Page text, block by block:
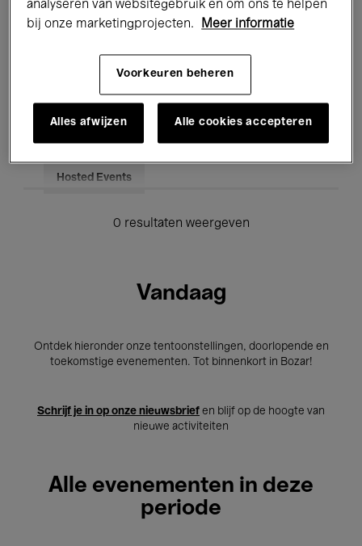
Voor iedereen Kids’ Palace
Onderwijs Rondleidingen
Hosted Events
0 resultaten weergeven
Vandaag
Ontdek hieronder onze tentoonstellingen, doorlopende en
toekomstige evenementen. Tot binnenkort in Bozar!
Schrijf je in op onze nieuwsbrief en blijf op de hoogte van
nieuwe activiteiten
Alle evenementen in deze
periode
analyseren van websitegebruik en om ons te helpen
bij onze marketingprojecten.
Meer informatie
Voorkeuren beheren
Alles afwijzen Alle cookies accepteren